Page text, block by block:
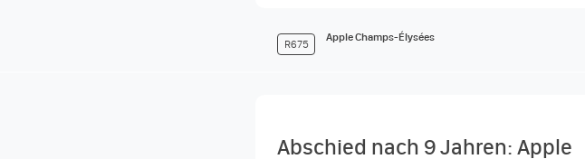
R675
Apple Champs-Élysées
Abschied nach 9 Jahren: Apple